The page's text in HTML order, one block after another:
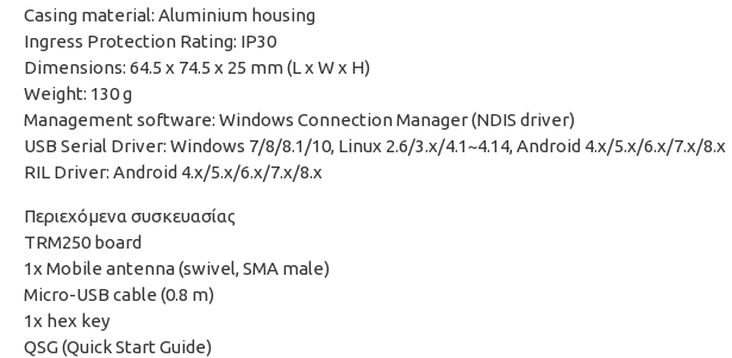
Casing material: Aluminium housing
Ingress Protection Rating: IP30
Dimensions: 64.5 x 74.5 x 25 mm (L x W x H)
Weight: 130 g
Management software: Windows Connection Manager (NDIS driver)
USB Serial Driver: Windows 7/8/8.1/10, Linux 2.6/3.x/4.1~4.14, Android 4.x/5.x/6.x/7.x/8.x
RIL Driver: Android 4.x/5.x/6.x/7.x/8.x
Περιεχόμενα συσκευασίας
TRM250 board
1x Mobile antenna (swivel, SMA male)
Micro-USB cable (0.8 m)
1x hex key
QSG (Quick Start Guide)